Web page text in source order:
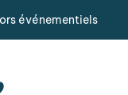
événementiels